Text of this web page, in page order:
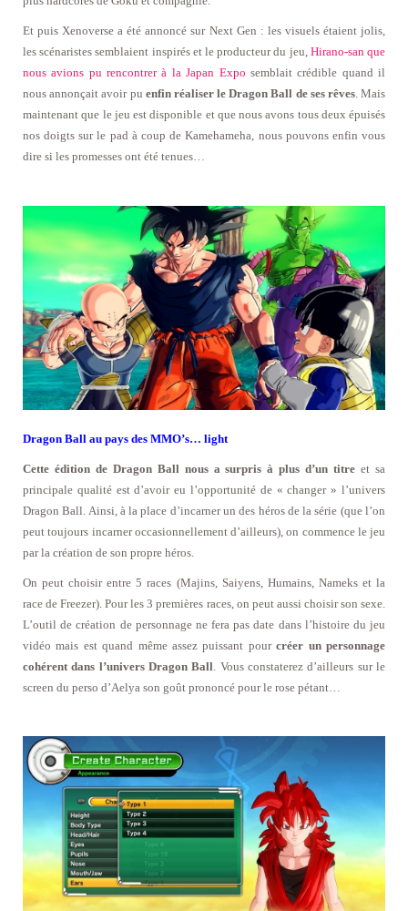
Et puis Xenoverse a été annoncé sur Next Gen : les visuels étaient jolis,
les scénaristes semblaient inspirés et le producteur du jeu, Hirano-san que
nous avions pu rencontrer à la Japan Expo semblait crédible quand il
nous annonçait avoir pu enfin réaliser le Dragon Ball de ses rêves. Mais
maintenant que le jeu est disponible et que nous avons tous deux épuisés
nos doigts sur le pad à coup de Kamehameha, nous pouvons enfin vous
dire si les promesses ont été tenues…
Dragon Ball au pays des MMO’s… light
Cette édition de Dragon Ball nous a surpris à plus d’un titre et sa
principale qualité est d’avoir eu l’opportunité de « changer » l’univers
Dragon Ball. Ainsi, à la place d’incarner un des héros de la série (que l’on
peut toujours incarner occasionnellement d’ailleurs), on commence le jeu
par la création de son propre héros.
On peut choisir entre 5 races (Majins, Saiyens, Humains, Nameks et la
race de Freezer). Pour les 3 premières races, on peut aussi choisir son sexe.
L’outil de création de personnage ne fera pas date dans l’histoire du jeu
vidéo mais est quand même assez puissant pourcréer un personnage
cohérent dans l’univers Dragon Ball . Vous constaterez d’ailleurs sur le
screen du perso d’Aelya son goût prononcé pour le rose pétant…